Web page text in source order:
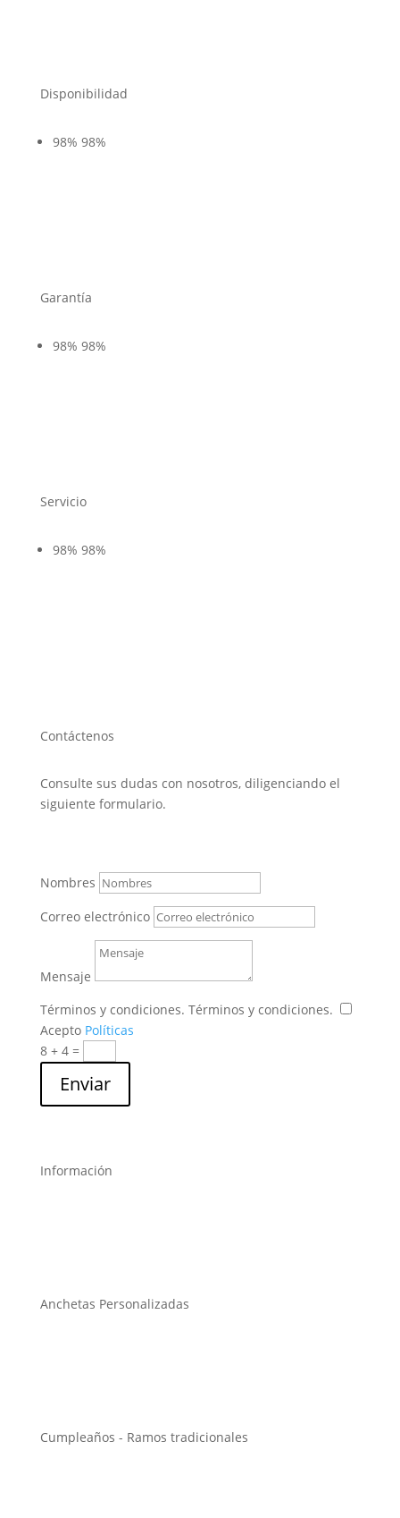
Disponibilidad
98% 98%
Garantía
98% 98%
Servicio
98% 98%
Contáctenos
Consulte sus dudas con nosotros, diligenciando el
siguiente formulario.
Nombres
Correo electrónico
Mensaje
Términos y condiciones. Términos y condiciones.
Acepto Políticas
8 + 4=
Enviar
Información
Anchetas Personalizadas
Cumpleaños - Ramos tradicionales